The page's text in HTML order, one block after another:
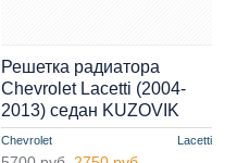
Chevrolet Lacetti
Решетка радиатора
Chevrolet Lacetti (2004-
2013) седан KUZOVIK